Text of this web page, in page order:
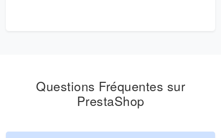
Questions Fréquentes sur
PrestaShop